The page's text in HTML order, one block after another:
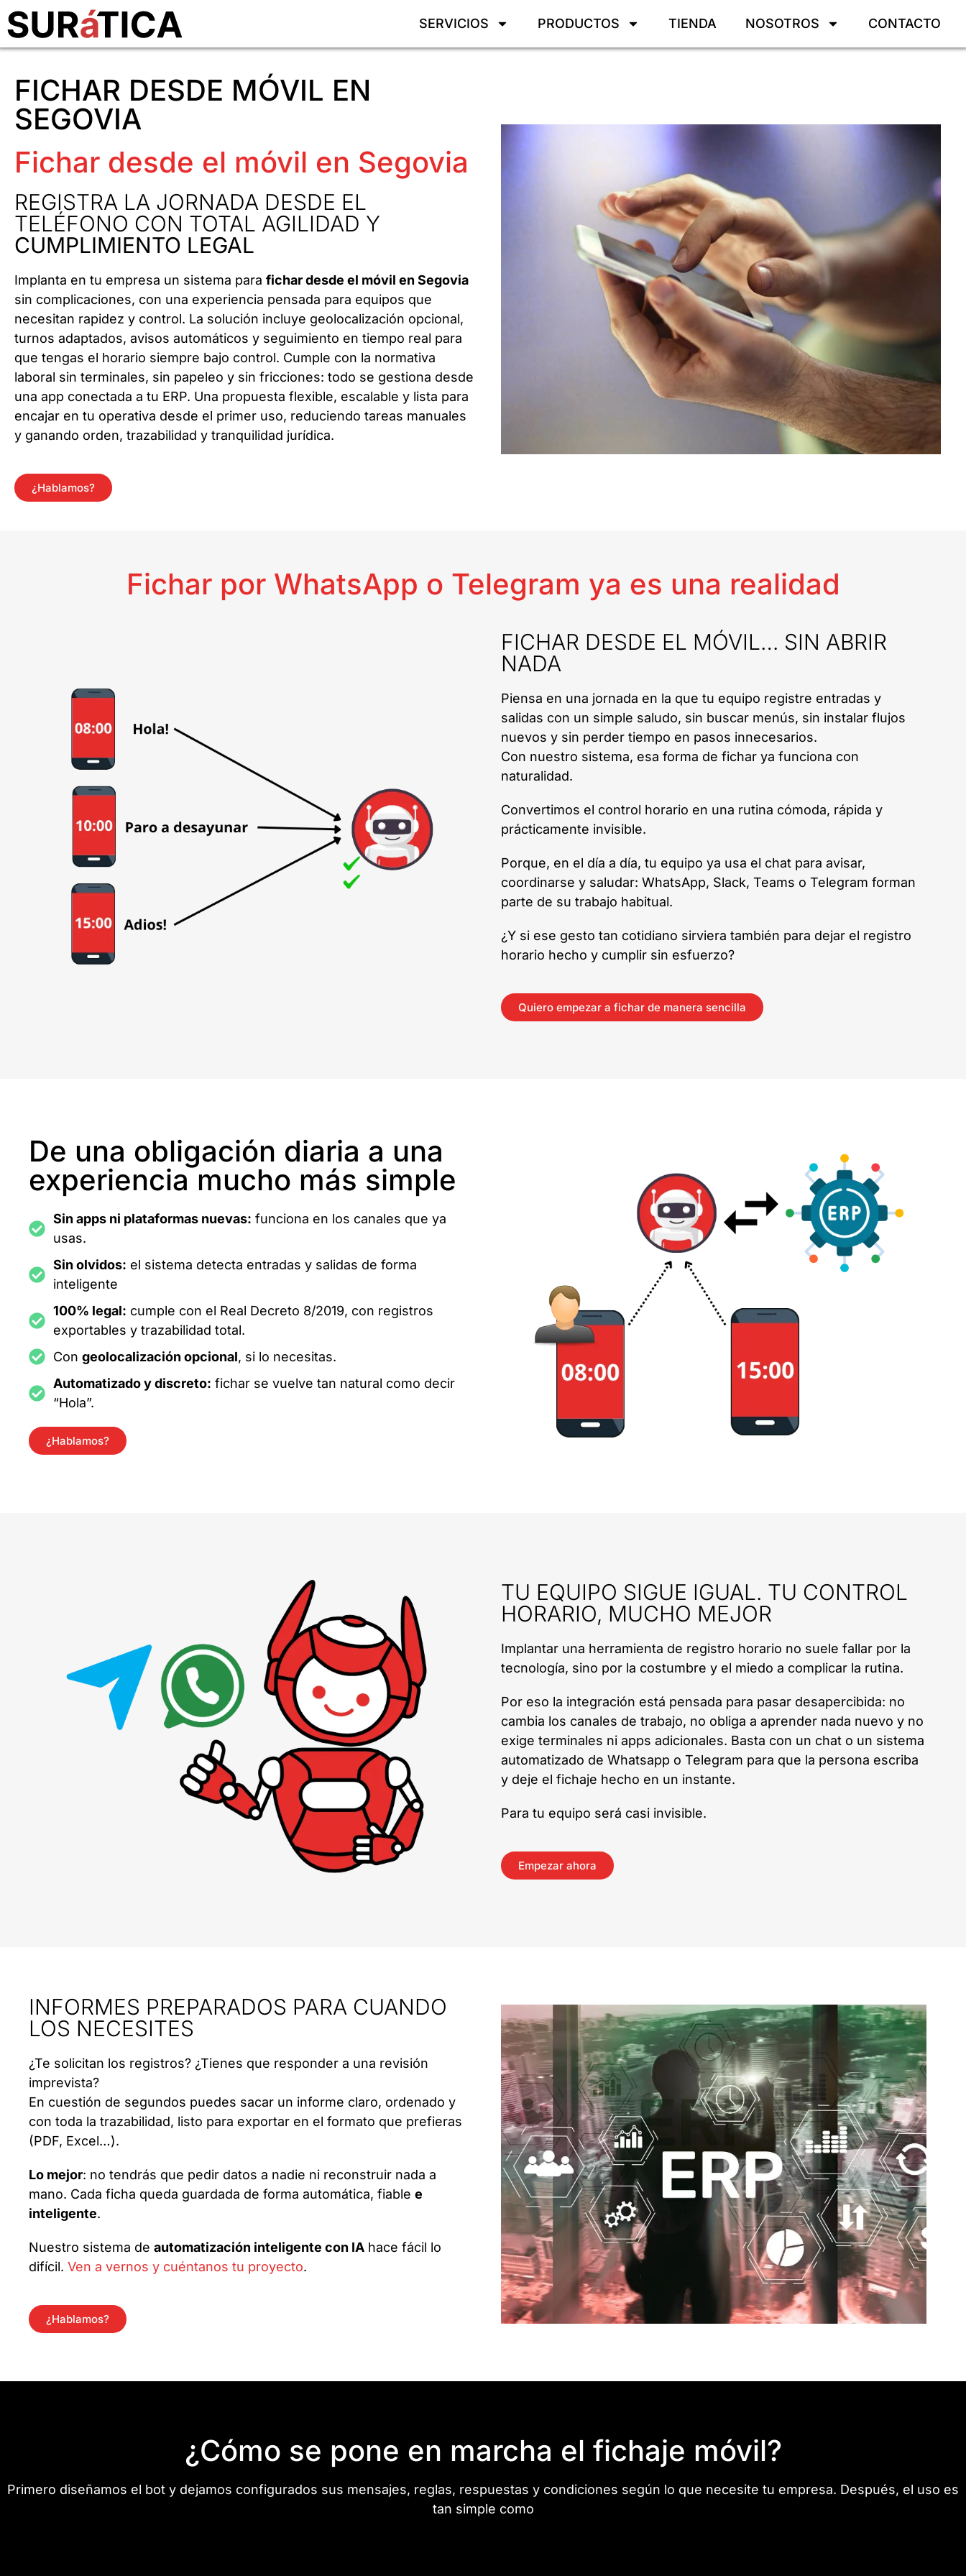
SERVICIOS PRODUCTOS TIENDA NOSOTROS CONTACTO
FICHAR DESDE MÓVIL EN
SEGOVIA
Fichar desde el móvil en Segovia
REGISTRA LA JORNADA DESDE EL
TELÉFONO CON TOTAL AGILIDAD Y
CUMPLIMIENTO LEGAL
Implanta en tu empresa un sistema para fichar desde el móvil en Segovia
sin complicaciones, con una experiencia pensada para equipos que
necesitan rapidez y control. La solución incluye geolocalización opcional,
turnos adaptados, avisos automáticos y seguimiento en tiempo real para
que tengas el horario siempre bajo control. Cumple con la normativa
laboral sin terminales, sin papeleo y sin fricciones: todo se gestiona desde
una app conectada a tu ERP. Una propuesta flexible, escalable y lista para
encajar en tu operativa desde el primer uso, reduciendo tareas manuales
y ganando orden, trazabilidad y tranquilidad jurídica.
¿Hablamos?
Fichar por WhatsApp o Telegram ya es una realidad
FICHAR DESDE EL MÓVIL… SIN ABRIR
NADA
Piensa en una jornada en la que tu equipo registre entradas y
salidas con un simple saludo, sin buscar menús, sin instalar flujos
nuevos y sin perder tiempo en pasos innecesarios.
Con nuestro sistema, esa forma de fichar ya funciona con
naturalidad.
Convertimos el control horario en una rutina cómoda, rápida y
prácticamente invisible.
Porque, en el día a día, tu equipo ya usa el chat para avisar,
coordinarse y saludar: WhatsApp, Slack, Teams o Telegram forman
parte de su trabajo habitual.
¿Y si ese gesto tan cotidiano sirviera también para dejar el registro
horario hecho y cumplir sin esfuerzo?
Quiero empezar a fichar de manera sencilla
De una obligación diaria a una
experiencia mucho más simple
Sin apps ni plataformas nuevas: funciona en los canales que ya
usas.
Sin olvidos: el sistema detecta entradas y salidas de forma
inteligente
100% legal: cumple con el Real Decreto 8/2019, con registros
exportables y trazabilidad total.
Con geolocalización opcional, si lo necesitas.
Automatizado y discreto: fichar se vuelve tan natural como decir
“Hola”.
¿Hablamos?
TU EQUIPO SIGUE IGUAL. TU CONTROL
HORARIO, MUCHO MEJOR
Implantar una herramienta de registro horario no suele fallar por la
tecnología, sino por la costumbre y el miedo a complicar la rutina.
Por eso la integración está pensada para pasar desapercibida: no
cambia los canales de trabajo, no obliga a aprender nada nuevo y no
exige terminales ni apps adicionales. Basta con un chat o un sistema
automatizado de Whatsapp o Telegram para que la persona escriba
y deje el fichaje hecho en un instante.
Para tu equipo será casi invisible.
Empezar ahora
INFORMES PREPARADOS PARA CUANDO
LOS NECESITES
¿Te solicitan los registros? ¿Tienes que responder a una revisión
imprevista?
En cuestión de segundos puedes sacar un informe claro, ordenado y
con toda la trazabilidad, listo para exportar en el formato que prefieras
(PDF, Excel…).
Lo mejor: no tendrás que pedir datos a nadie ni reconstruir nada a
mano. Cada ficha queda guardada de forma automática, fiable e
inteligente.
Nuestro sistema de automatización inteligente con IA hace fácil lo
difícil. Ven a vernos y cuéntanos tu proyecto.
¿Hablamos?
¿Cómo se pone en marcha el fichaje móvil?
Primero diseñamos el bot y dejamos configurados sus mensajes, reglas, respuestas y condiciones según lo que necesite tu empresa. Después, el uso es
tan simple como